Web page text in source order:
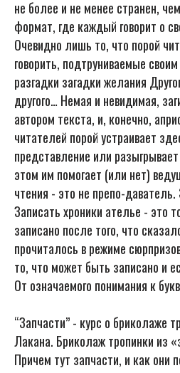
не более и не менее странен,
формат, где каждый говорит о
Очевидно лишь то, что порой
говорить, подтруниваемые
разгадки загадки желания
другого… Немая и невидимая,
автором текста, и, конечно,
читателей порой устраивает
представление или
этом им помогает (или нет)
чтения - это не препо-
Записать хроники ателье - это
записано после того, что
прочиталось в режиме
то, что может быть записано и
От означаемого понимания к
“Запчасти” - курс о бриколаже
Лакана. Бриколаж тропинки из
Причем тут запчасти, и как они